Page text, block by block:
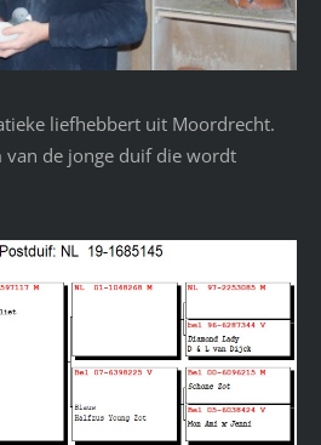
liefhebbert uit Moordrecht.
de jonge duif die wordt